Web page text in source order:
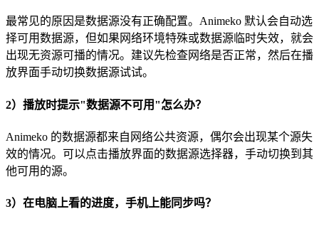
最常见的原因是数据源没有正确配置。Animeko 默认会自动选
择可用数据源，但如果网络环境特殊或数据源临时失效，就会
出现无资源可播的情况。建议先检查网络是否正常，然后在播
放界面手动切换数据源试试。
2）播放时提示"数据源不可用"怎么办？
Animeko 的数据源都来自网络公共资源，偶尔会出现某个源失
效的情况。可以点击播放界面的数据源选择器，手动切换到其
他可用的源。
3）在电脑上看的进度，手机上能同步吗？